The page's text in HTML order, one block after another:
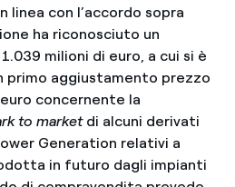
linea con l’accordo sopra
ha riconosciuto un
milioni di euro, a cui si è
primo aggiustamento prezzo
concernente la
to marketdi alcuni derivati
Generation relativi a
in futuro dagli impianti